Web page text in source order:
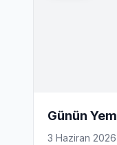
Günün
3 Haziran